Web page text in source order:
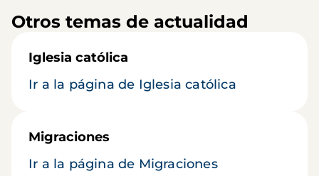
Otros temas de actualidad
Iglesia católica
Ir a la página de Iglesia católica
Migraciones
Ir a la página de Migraciones